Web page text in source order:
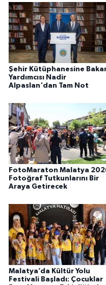
Şehir Kütüphanesine
Yardımcısı Nadir
Alpaslan'dan Tam Not
FotoMaraton Malatya
Fotoğraf Tutkunlarını Bir
Araya Getirecek
Malatya’da Kültür Yolu
Festivali Başladı: Çocuklar